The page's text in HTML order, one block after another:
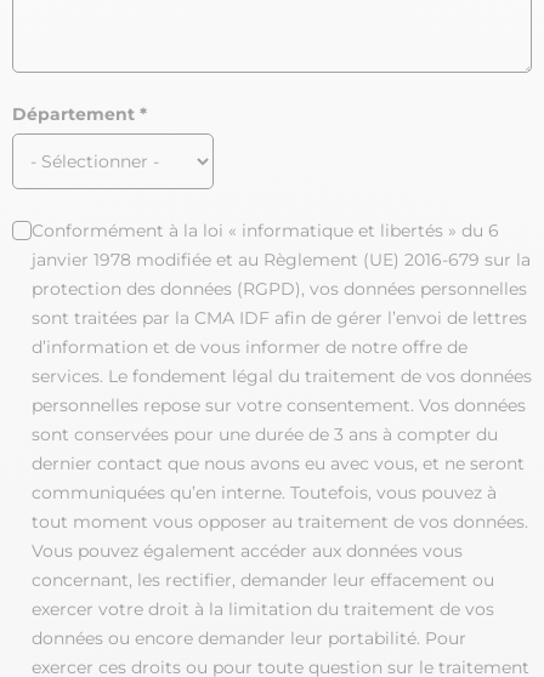
Département
Conformément à la loi « informatique et libertés » du 6
janvier 1978 modifiée et au Règlement (UE) 2016-679 sur la
protection des données (RGPD), vos données personnelles
sont traitées par la CMA IDF afin de gérer l’envoi de lettres
d’information et de vous informer de notre offre de
services. Le fondement légal du traitement de vos données
personnelles repose sur votre consentement. Vos données
sont conservées pour une durée de 3 ans à compter du
dernier contact que nous avons eu avec vous, et ne seront
communiquées qu’en interne. Toutefois, vous pouvez à
tout moment vous opposer au traitement de vos données.
Vous pouvez également accéder aux données vous
concernant, les rectifier, demander leur effacement ou
exercer votre droit à la limitation du traitement de vos
données ou encore demander leur portabilité. Pour
exercer ces droits ou pour toute question sur le traitement